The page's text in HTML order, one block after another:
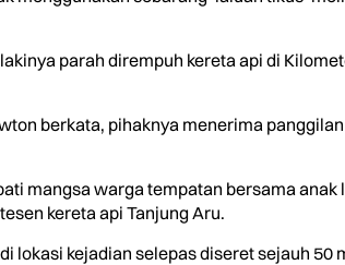
parah dirempuh kereta api di
berkata, pihaknya menerima
mangsa warga tempatan bersama
kereta api Tanjung Aru.
lokasi kejadian selepas diseret sejauh 50